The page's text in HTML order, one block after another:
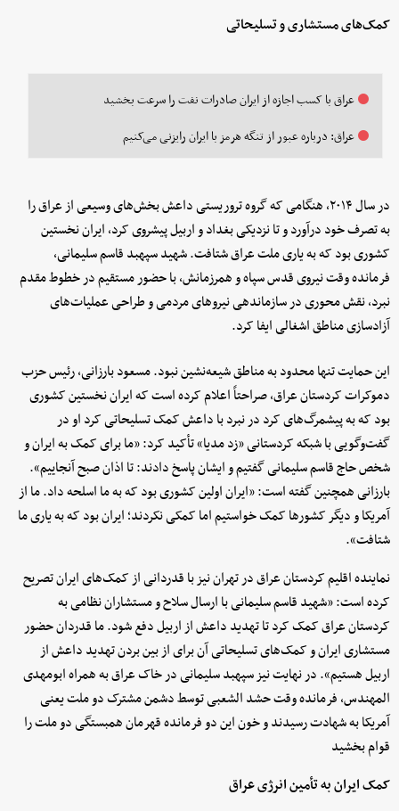
کمک‌های مستشاری و تسلیحاتی
عراق با کسب اجازه از ایران صادرات نفت را سرعت بخشید
عراق: درباره عبور از تنگه هرمز با ایران رایزنی می‌کنیم
در سال ۲۰۱۴، هنگامی که گروه تروریستی داعش بخش‌های وسیعی از عراق را
به تصرف خود درآورد و تا نزدیکی بغداد و اربیل پیشروی کرد، ایران نخستین
کشوری بود که به یاری ملت عراق شتافت. شهید سپهبد قاسم سلیمانی،
فرمانده وقت نیروی قدس سپاه و همرزمانش، با حضور مستقیم در خطوط مقدم
نبرد، نقش محوری در سازماندهی نیروهای مردمی و طراحی عملیات‌های
آزادسازی مناطق اشغالی ایفا کرد.
این حمایت تنها محدود به مناطق شیعه‌نشین نبود. مسعود بارزانی، رئیس حزب
دموکرات کردستان عراق، صراحتاً اعلام کرده است که ایران نخستین کشوری
بود که به پیشمرگ‌های کرد در نبرد با داعش کمک تسلیحاتی کرد او در
گفت‌وگویی با شبکه کردستانی «زد مدیا» تأکید کرد: «ما برای کمک به ایران و
شخص حاج قاسم سلیمانی گفتیم و ایشان پاسخ دادند: تا اذان صبح آنجاییم».
بارزانی همچنین گفته است: «ایران اولین کشوری بود که به ما اسلحه داد. ما از
آمریکا و دیگر کشورها کمک خواستیم اما کمکی نکردند؛ ایران بود که به یاری ما
شتافت».
نماینده اقلیم کردستان عراق در تهران نیز با قدردانی از کمک‌های ایران تصریح
کرده است: «شهید قاسم سلیمانی با ارسال سلاح و مستشاران نظامی به
کردستان عراق کمک کرد تا تهدید داعش از اربیل دفع شود. ما قدردان حضور
مستشاری ایران و کمک‌های تسلیحاتی آن برای از بین بردن تهدید داعش از
اربیل هستیم». در نهایت نیز سپهبد سلیمانی در خاک عراق به همراه ابومهدی
المهندس، فرمانده وقت حشد الشعبی توسط دشمن مشترک دو ملت یعنی
آمریکا به شهادت رسیدند و خون این دو فرمانده قهرمان همبستگی دو ملت را
قوام بخشید
کمک ایران به تأمین انرژی عراق